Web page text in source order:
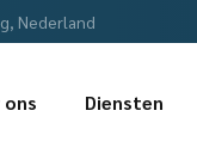
Nederland
ons Diensten